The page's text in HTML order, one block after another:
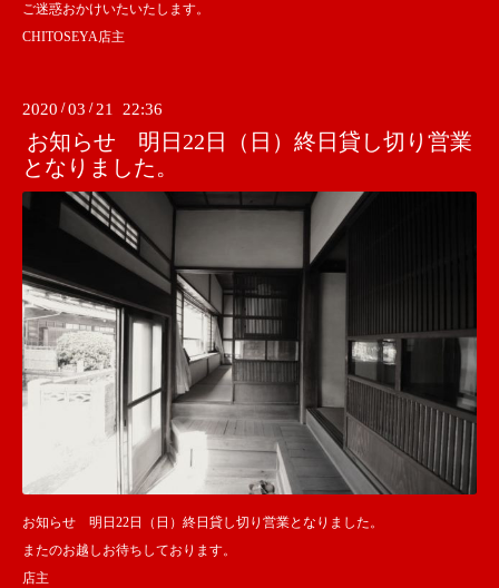
ご迷惑おかけいたいたします。
CHITOSEYA店主
2020 /03 / 21 22:36
お知らせ 明日22日（日）終日貸し切り営業
となりました。
お知らせ 明日22日（日）終日貸し切り営業となりました。
またのお越しお待ちしております。
店主